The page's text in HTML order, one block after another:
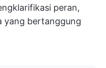
peran,
yang bertanggung